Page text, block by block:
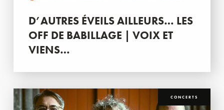
D’AUTRES ÉVEILS AILLEURS… LES
OFF DE BABILLAGE | VOIX ET
VIENS…
CONCERTS